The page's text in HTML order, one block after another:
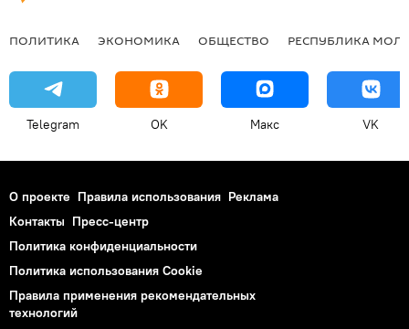
ПОЛИТИКА ЭКОНОМИКА ОБЩЕСТВО РЕСПУБЛИКА
Telegram OK Макс VK
О проекте Правила использования Реклама
Контакты Пресс-центр
Политика конфиденциальности
Политика использования Cookie
Правила применения рекомендательных
технологий